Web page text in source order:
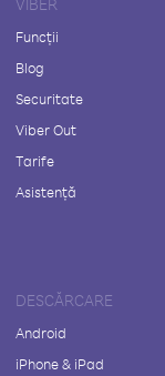
VIBER
Funcții
Blog
Securitate
Viber Out
Tarife
Asistență
DESCĂRCARE
Android
iPhone & iPad